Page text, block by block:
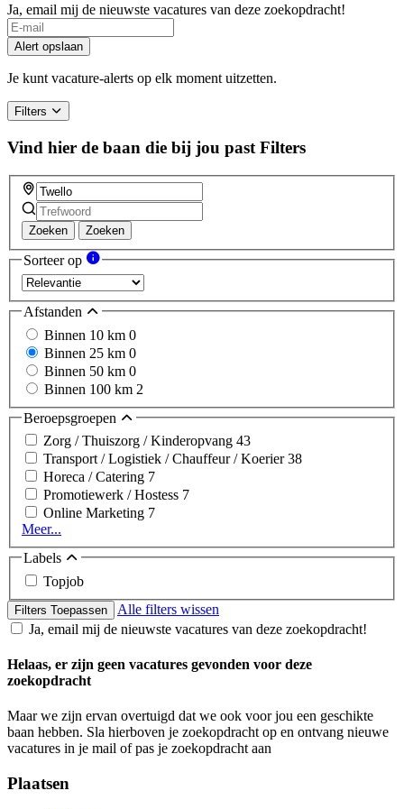
Ja, email mij de nieuwste vacatures van deze zoekopdracht!
Alert opslaan
Je kunt vacature-alerts op elk moment uitzetten.
Filters
Vind hier de baan die bij jou past Filters
Zoeken Zoeken
Sorteer op
Afstanden
Binnen 10 km 0
Binnen 25 km 0
Binnen 50 km 0
Binnen 100 km 2
Beroepsgroepen
Zorg / Thuiszorg / Kinderopvang 43
Transport / Logistiek / Chauffeur / Koerier38
Horeca / Catering 7
Promotiewerk / Hostess 7
Online Marketing 7
Meer...
Labels
Topjob
Filters Toepassen
Alle filters wissen
Ja, email mij de nieuwste vacatures van deze zoekopdracht!
Helaas, er zijn geen vacatures gevonden voor deze
zoekopdracht
Maar we zijn ervan overtuigd dat we ook voor jou een geschikte
baan hebben. Sla hierboven je zoekopdracht op en ontvang nieuwe
vacatures in je mail of pas je zoekopdracht aan
Plaatsen